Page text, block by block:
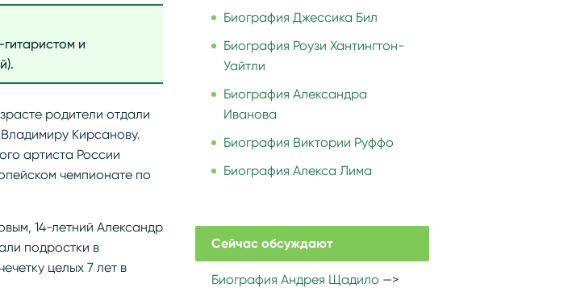
и
родители отдали
Кирсанову.
артиста России
чемпионате по
14-летний Александр
подростки в
целых 7 лет в
Биография Джессика Бил
Биография Роузи Хантингтон-
Уайтли
Биография Александра
Иванова
Биография Виктории Руффо
Биография Алекса Лима
Сейчас обсуждают
Биография Андрея Щадило